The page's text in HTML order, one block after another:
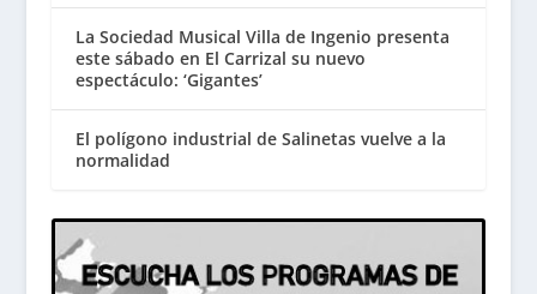
La Sociedad Musical Villa de Ingenio presenta
este sábado en El Carrizal su nuevo
espectáculo: ‘Gigantes’
El polígono industrial de Salinetas vuelve a la
normalidad